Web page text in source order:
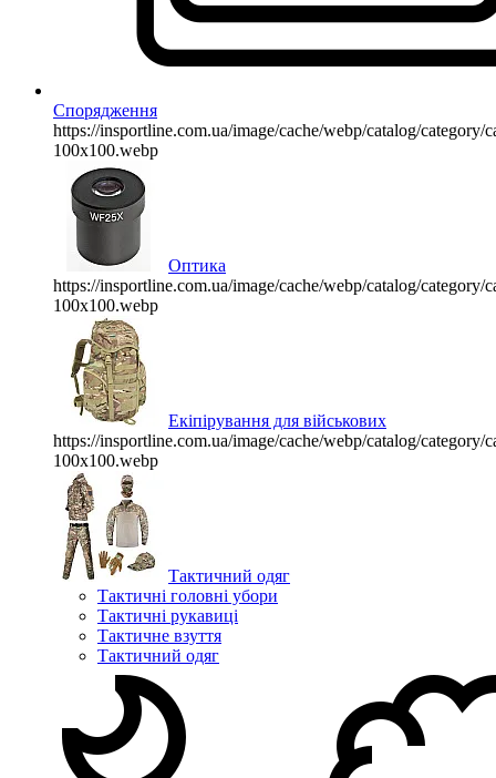
Спорядження
https://insportline.com.ua/image/cache/webp/catalog/category/
100x100.webp
Оптика
https://insportline.com.ua/image/cache/webp/catalog/category/
100x100.webp
Екіпірування для військових
https://insportline.com.ua/image/cache/webp/catalog/category/
100x100.webp
Тактичний одяг
Тактичні головні убори
Тактичні рукавиці
Тактичне взуття
Тактичний одяг